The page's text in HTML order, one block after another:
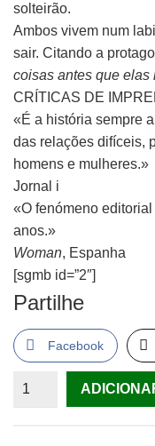
solteirão.
Ambos vivem num
sair. Citando a
coisas antes que elas
CRÍTICAS DE
«É a história sempre
das relações difíceis,
homens e mulheres.»
Jornal i
«O fenómeno
anos.»
Woman, Espanha
[sgmb id=”2″]
Partilhe
Facebook
Quantidade